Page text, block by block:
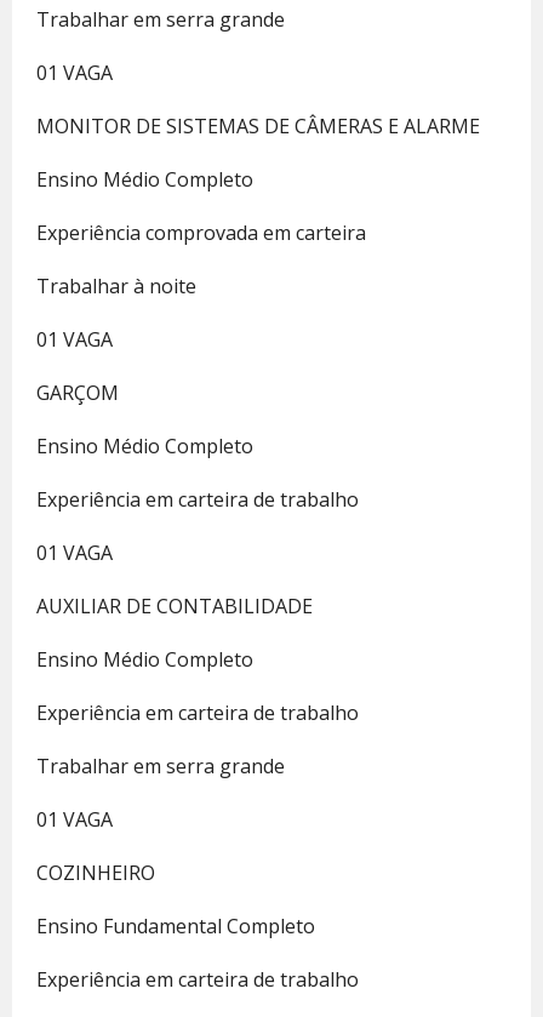
Trabalhar em serra grande
01 VAGA
MONITOR DE SISTEMAS DE CÂMERAS E ALARME
Ensino Médio Completo
Experiência comprovada em carteira
Trabalhar à noite
01 VAGA
GARÇOM
Ensino Médio Completo
Experiência em carteira de trabalho
01 VAGA
AUXILIAR DE CONTABILIDADE
Ensino Médio Completo
Experiência em carteira de trabalho
Trabalhar em serra grande
01 VAGA
COZINHEIRO
Ensino Fundamental Completo
Experiência em carteira de trabalho